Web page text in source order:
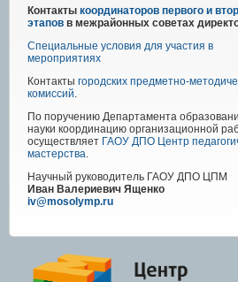
Контакты координаторов первого и
этапов в межрайонных советах
Специальные условия для участия в
мероприятиях
Контакты городских предметно-
комиссий.
По поручению Департамента
науки координацию организационной
осуществляет ГАОУ ДПО Центр
мастерства.
Научный руководитель ГАОУ ДПО ЦПМ
Иван Валериевич Ященко
iv@mosolymp.ru